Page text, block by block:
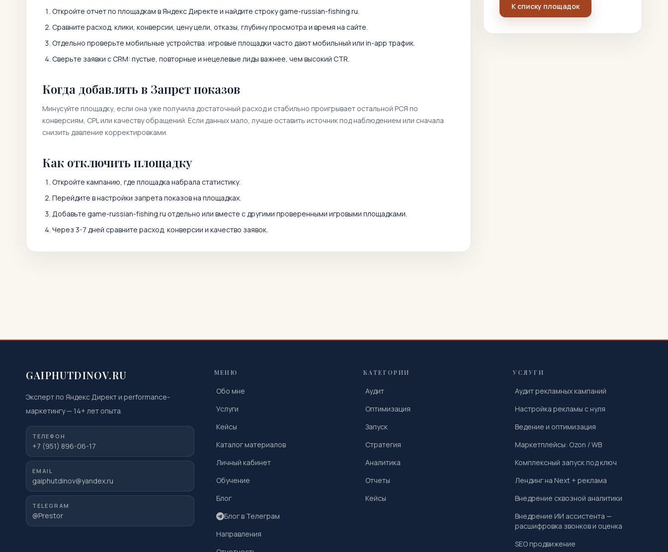
Откройте отчет по площадкам в Яндекс Директе и найдите строкуgame-russian-fishing.ru.
Сравните расход, клики, конверсии, цену цели, отказы, глубину просмотра и время на сайте.
Отдельно проверьте мобильные устройства: игровые площадки часто дают мобильный или in-app трафик.
Сверьте заявки с CRM: пустые, повторные и нецелевые лиды важнее, чем высокий CTR.
Когда добавлять в Запрет показов
Минусуйте площадку, если она уже получила достаточный расход и стабильно проигрывает остальной РСЯ по
конверсиям, CPL или качеству обращений. Если данных мало, лучше оставить источник под наблюдением или сначала
снизить давление корректировками.
Как отключить площадку
Откройте кампанию, где площадка набрала статистику.
Перейдите в настройки запрета показов на площадках.
Добавьте game-russian-fishing.ru отдельно или вместе с другими проверенными игровыми площадками.
Через 3-7 дней сравните расход, конверсии и качество заявок.
К списку площадок
GAIPHUTDINOV.RU
Эксперт по Яндекс Директ и performance-
маркетингу— 14+ лет опыта.
ТЕЛЕФОН
+7 (951) 896-06-17
EMAIL
gaiphutdinov@yandex.ru
TELEGRAM
@Prestor
МЕНЮ
Обо мне
Услуги
Кейсы
Каталог материалов
Личный кабинет
Обучение
Блог
Блог в Телеграм
Направления
КАТЕГОРИИ
Аудит
Оптимизация
Запуск
Стратегия
Аналитика
Отчеты
Кейсы
УСЛУГИ
Аудит рекламных кампаний
Настройка рекламы с нуля
Ведение и оптимизация
Маркетплейсы: Ozon / WB
Комплексный запуск под ключ
Лендинг на Next + реклама
Внедрение сквозной аналитики
Внедрение ИИ ассистента —
расшифровка звонков и оценка
SEO продвижение